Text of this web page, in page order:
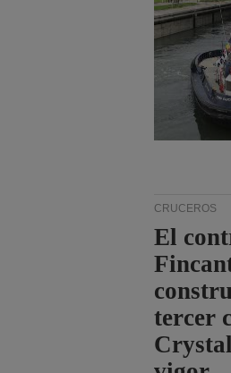
CRUCEROS
El
tercer